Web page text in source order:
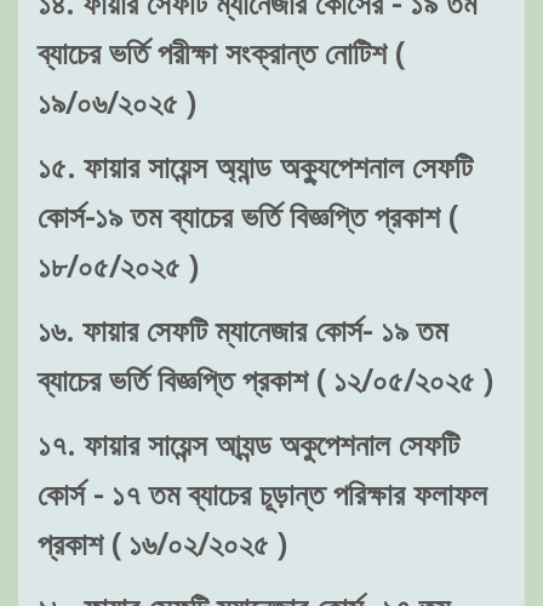
ব্যাচের ভর্তি পরীক্ষা সংক্রান্ত নোটিশ (
১৯/০৬/২০২৫ )
১৫. ফায়ার সায়েন্স অ্যান্ড অক্যুপেশনাল সেফটি
কোর্স-১৯ তম ব্যাচের ভর্তি বিজ্ঞপ্তি প্রকাশ (
১৮/০৫/২০২৫ )
১৬. ফায়ার সেফটি ম্যানেজার কোর্স- ১৯ তম
ব্যাচের ভর্তি বিজ্ঞপ্তি প্রকাশ ( ১২/০৫/২০২৫ )
১৭. ফায়ার সায়েন্স আ্যন্ড অকুপেশনাল সেফটি
কোর্স - ১৭ তম ব্যাচের চূড়ান্ত পরিক্ষার ফলাফল
প্রকাশ ( ১৬/০২/২০২৫ )